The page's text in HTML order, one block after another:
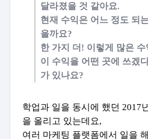
달라졌을 것 같아요.
현재 수익은 어느 정도 되
을까요?
한 가지 더! 이렇게 많은 수
이 수익을 어떤 곳에 쓰겠
가 있나요?
학업과 일을 동시에 했던 2017
을 올리고 있는데요,
여러 마케팅 플랫폼에서 일을